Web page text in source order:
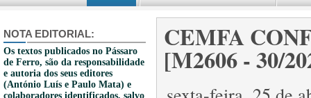
NOTA EDITORIAL:
Os textos publicados no Pássaro
de Ferro, são da responsabilidade
e autoria dos seus editores
(António Luís e Paulo Mata) e
colaboradores identificados, salvo
CEMFA
[M2606 - 30/